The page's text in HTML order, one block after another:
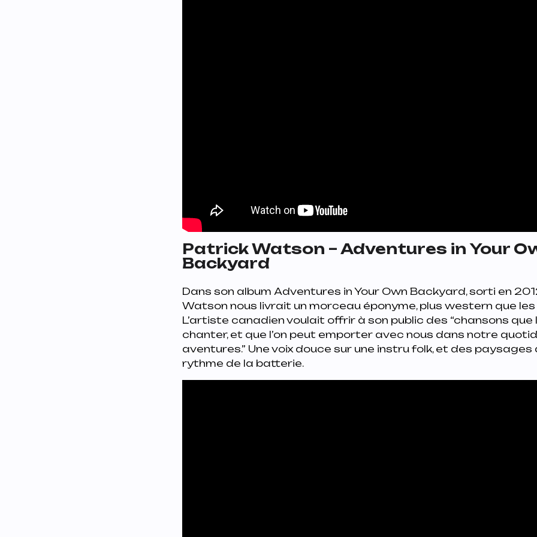
Patrick Watson – Adventures in Your
Backyard
Dans son album Adventures in Your Own Backyard, sorti en
Watson nous livrait un morceau éponyme, plus western que
L’artiste canadien voulait offrir à son public des “chansons que
chanter, et que l’on peut emporter avec nous dans notre
aventures.” Une voix douce sur une instru folk, et des
rythme de la batterie.